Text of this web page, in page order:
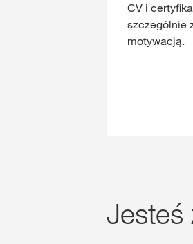
CV i
szczególnie
motywacją.
Jesteś